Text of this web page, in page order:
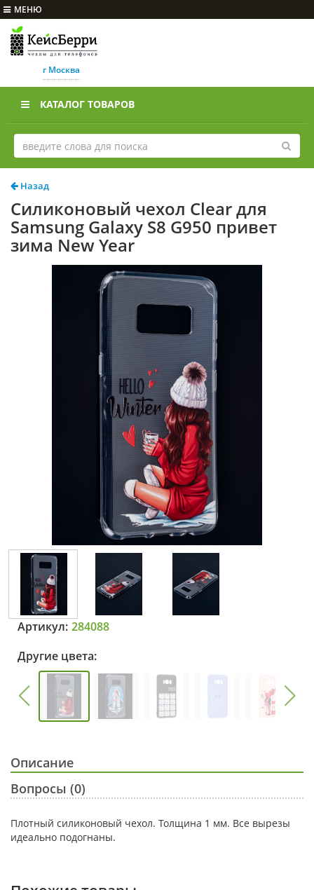
МЕНЮ
г Москва
КАТАЛОГ ТОВАРОВ
Назад
Силиконовый чехол Clear для
Samsung Galaxy S8 G950 привет
зима New Year
Артикул: 284088
Другие цвета:
Описание
Вопросы (0)
Плотный силиконовый чехол. Толщина 1 мм. Все вырезы
идеально подогнаны.